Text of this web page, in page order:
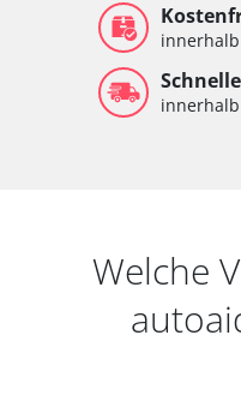
innerhalb
Welche